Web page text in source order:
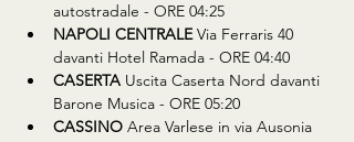
autostradale - ORE 04:25
NAPOLI CENTRALE Via Ferraris 40
davanti Hotel Ramada - ORE 04:40
CASERTA Uscita Caserta Nord davanti
Barone Musica - ORE 05:20
CASSINO Area Varlese in via Ausonia